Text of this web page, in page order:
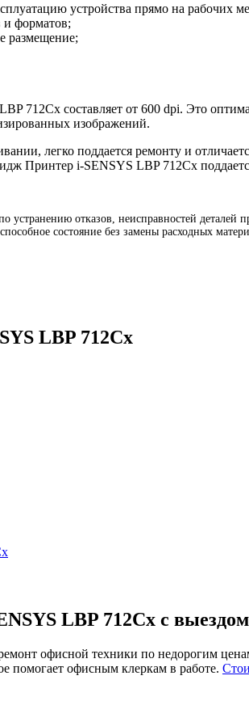
устройства прямо на рабочих
и форматов;
размещение;
712Cx составляет от 600 dpi. Это
изображений.
легко поддается ремонту и
Принтер i-SENSYS LBP 712Cx
отказов, неисправностей деталей
состояние без замены расходных
LBP 712Cx
LBP 712Cx с выездом
офисной техники по недорогим ценам
помогает офисным клеркам в работе.